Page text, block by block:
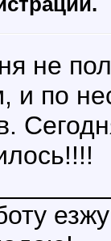
не
и по